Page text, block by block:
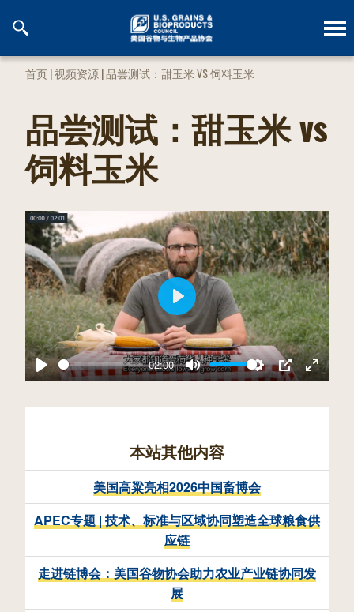
首页|视频资源|品尝测试：甜玉米 VS 饲料玉米
品尝测试：甜玉米 vs
饲料玉米
P
l
y
02:00
M
u
e
S
e
t
i
n
s
P
I
E
n
e
f
l
P
l
a
本站其他内容
美国高粱亮相2026中国畜博会
APEC专题 | 技术、标准与区域协同塑造全球粮食供
应链
走进链博会：美国谷物协会助力农业产业链协同发
展